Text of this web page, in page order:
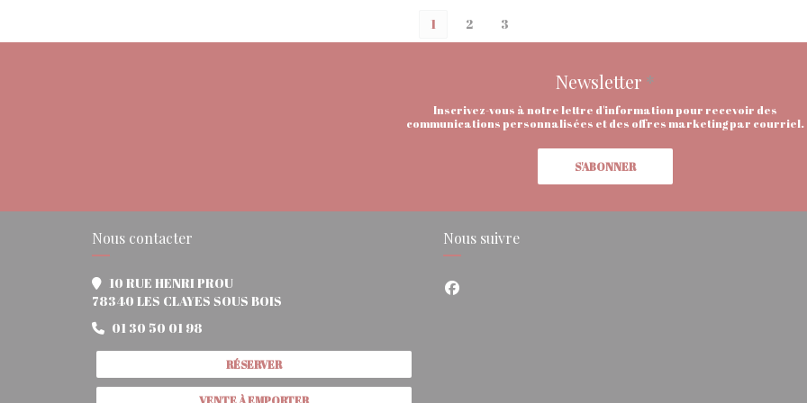
1 2 3
Newsletter *
Inscrivez-vous à notre lettre d'information pour recevoir des
communications personnalisées et des offres marketing par courriel.
S'ABONNER
Nous contacter
10 RUE HENRI PROU
78340 LES CLAYES SOUS BOIS ((ouvre une nouvelle fenêtre))
01 30 50 01 98
RÉSERVER
Nous suivre
Facebook ((ouvre une nouvelle fenêtre))